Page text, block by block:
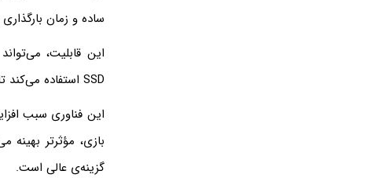
ساده و زمان
SSD استفاده می‌کند تا با بارگذاری مستقیم دارایی‌ها از کارت گرافیک رایانه، بار CPU را کاهش دهد.
این فناوری سبب
بازی، مؤثرتر بهینه
گزینه‌ی عالی است.